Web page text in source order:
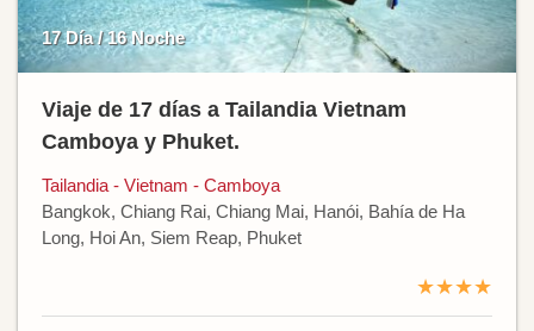
17 Día / 16 Noche
Viaje de 17 días a Tailandia Vietnam
Camboya y Phuket.
Tailandia - Vietnam - Camboya
Bangkok, Chiang Rai, Chiang Mai, Hanói, Bahía de Ha
Long, Hoi An, Siem Reap, Phuket
★★★★